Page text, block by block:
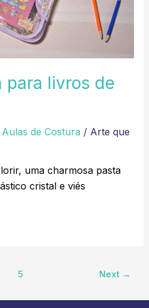
para livros de
Aulas de Costura / Arte que
uma charmosa pasta
cristal e viés
5 Next →